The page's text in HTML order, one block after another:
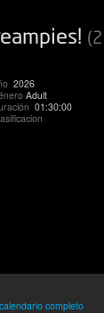
2026
Adult
01:30:00
completo